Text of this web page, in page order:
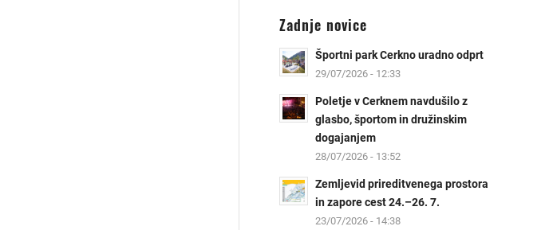
Zadnje novice
Športni park Cerkno uradno odprt
29/07/2026 - 12:33
Poletje v Cerknem navdušilo z
glasbo, športom in družinskim
dogajanjem
28/07/2026 - 13:52
Zemljevid prireditvenega prostora
in zapore cest 24.–26. 7.
23/07/2026 - 14:38